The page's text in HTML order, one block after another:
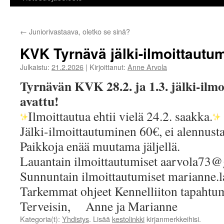
← Juniorivastaava, oletko se sinä?
KVK Tyrnävä jälki-
Julkaistu: 21.2.2026 | Kirjoittanut: Anne Arvola
Tyrnävän KVK 28.2. ja 1.3. jälki-
avattu!
Ilmoittautua ehtii vielä 24.2. saakka.
Jälki-ilmoittautuminen 60€, ei
Paikkoja enää muutama jäljellä.
Lauantain ilmoittautumiset
Sunnuntain ilmoittautumiset
Tarkemmat ohjeet Kennelliiton
Terveisin, Anne ja Marianne
Kategoria(t): Yhdistys. Lisää kestolinkki kirjanmerkkeihisi.